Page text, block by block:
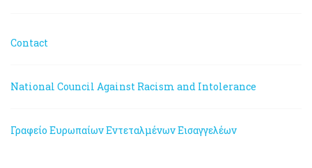
Contact
National Council Against Racism and Intolerance
Γραφείο Ευρωπαίων Εντεταλμένων Εισαγγελέων